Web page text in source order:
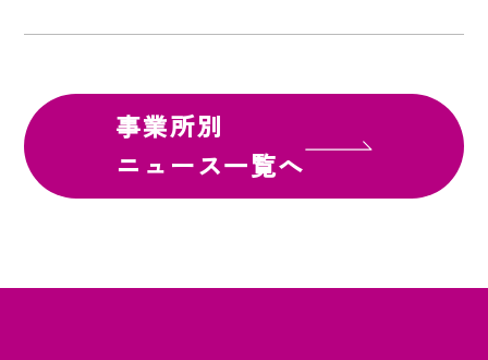
事業所別
ニュース一覧へ